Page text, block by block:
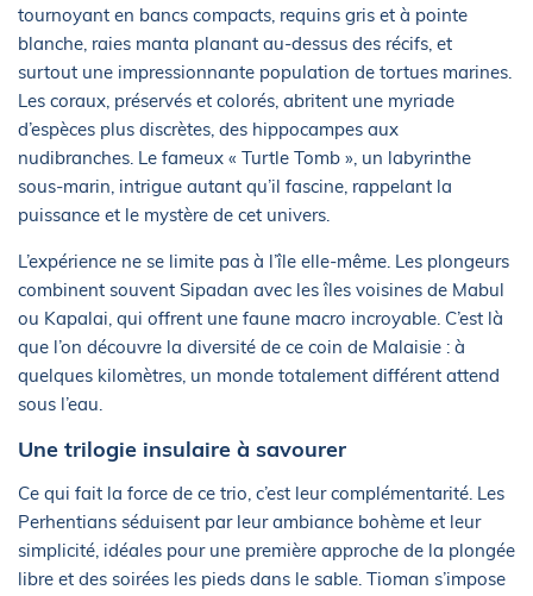
tournoyant en bancs compacts, requins gris et à pointe
blanche, raies manta planant au-dessus des récifs, et
surtout une impressionnante population de tortues marines.
Les coraux, préservés et colorés, abritent une myriade
d’espèces plus discrètes, des hippocampes aux
nudibranches. Le fameux « Turtle Tomb », un labyrinthe
sous-marin, intrigue autant qu’il fascine, rappelant la
puissance et le mystère de cet univers.
L’expérience ne se limite pas à l’île elle-même. Les plongeurs
combinent souvent Sipadan avec les îles voisines de Mabul
ou Kapalai, qui offrent une faune macro incroyable. C’est là
que l’on découvre la diversité de ce coin de Malaisie : à
quelques kilomètres, un monde totalement différent attend
sous l’eau.
Une trilogie insulaire à savourer
Ce qui fait la force de ce trio, c’est leur complémentarité. Les
Perhentians séduisent par leur ambiance bohème et leur
simplicité, idéales pour une première approche de la plongée
libre et des soirées les pieds dans le sable. Tioman s’impose